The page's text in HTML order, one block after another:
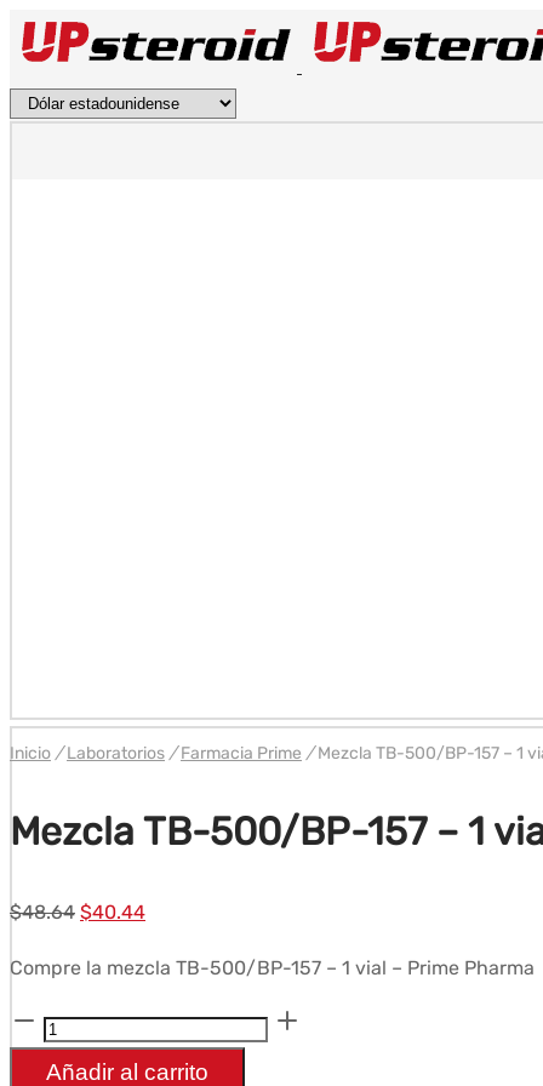
Inicio / Laboratorios / Farmacia Prime /Mezcla TB-500/BP-157 – 1
Mezcla TB-500/BP-157 – 1
$48.64 El
era:
$48.64.
$40.44El
es:
$40.44.
Compre la mezcla TB-500/BP-157 – 1 vial – Prime Pharma
Cantidad
TB-
Añadir al carrito